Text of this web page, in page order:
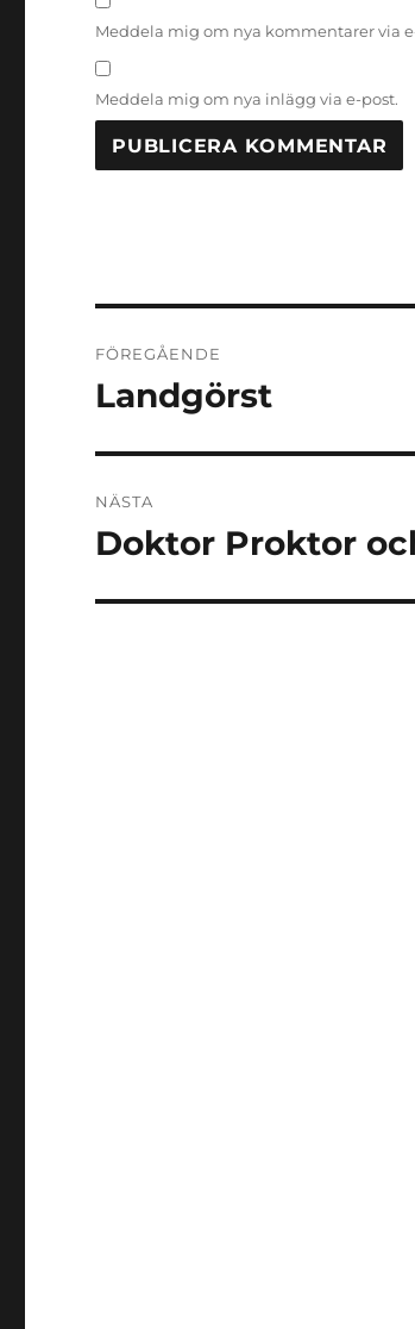
Meddela mig om nya kommentarer via
Meddela mig om nya inlägg via e-post.
FÖREGÅENDE
Föregående
Landgörst
NÄSTA
Nästa
Doktor Proktor